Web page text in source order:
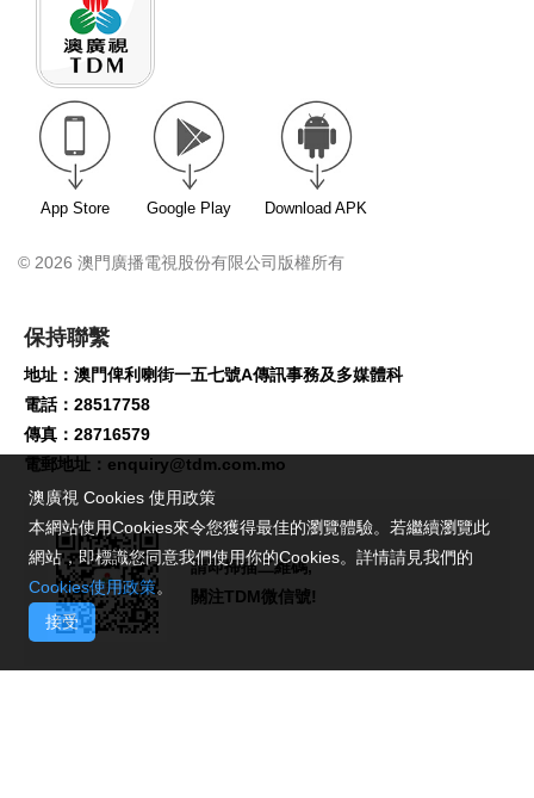
App Store Google Play Download APK
© 2026 澳門廣播電視股份有限公司版權所有
保持聯繫
地址：澳門俾利喇街一五七號A傳訊事務及多媒體科
電話：28517758
傳真：28716579
電郵地址： enquiry@tdm.com.mo
請即掃描二維碼,
關注TDM微信號!
澳廣視 Cookies 使用政策
本網站使用Cookies來令您獲得最佳的瀏覽體驗。若繼續瀏覽此
網站，即標識您同意我們使用你的Cookies。詳情請見我們的
Cookies使用政策。
接受